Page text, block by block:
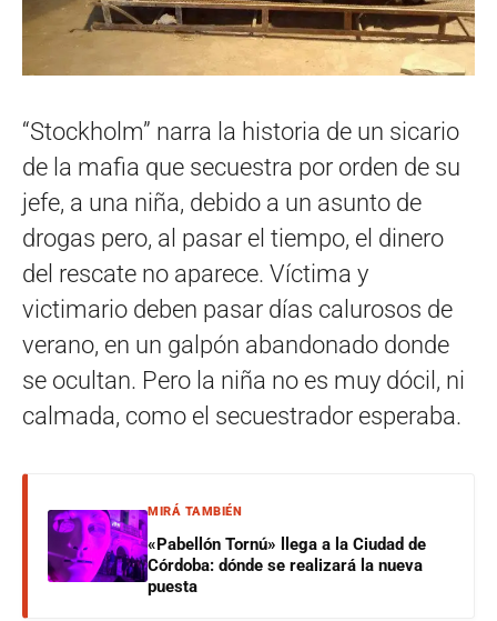
“Stockholm” narra la historia de un sicario
de la mafia que secuestra por orden de su
jefe, a una niña, debido a un asunto de
drogas pero, al pasar el tiempo, el dinero
del rescate no aparece. Víctima y
victimario deben pasar días calurosos de
verano, en un galpón abandonado donde
se ocultan. Pero la niña no es muy dócil, ni
calmada, como el secuestrador esperaba.
MIRÁ TAMBIÉN
«Pabellón Tornú» llega a la Ciudad de
Córdoba: dónde se realizará la nueva
puesta